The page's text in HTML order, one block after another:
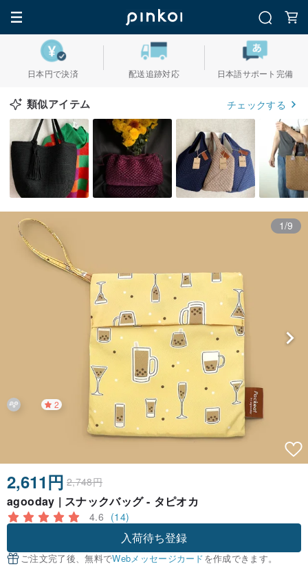
日本円で決済 配送追跡対応 日本語サポート完備
類似アイテム チェックする
1/9
2
2,611円 2,748円
agooday | スナックバッグ - タピオカ
4.6 (14)
入荷待ち登録
ご注文完了後、無料でWebメッセージカードを作成できます。